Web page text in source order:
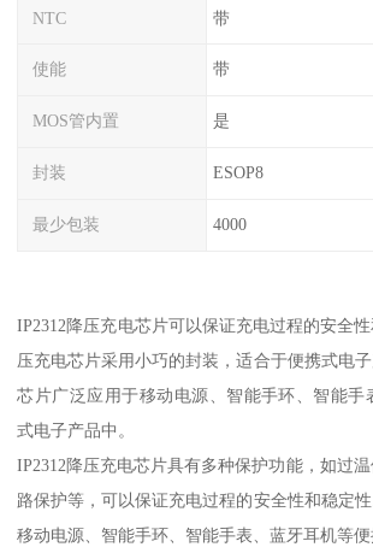
NTC 带
使能 带
MOS管内置 是
封装 ESOP8
最少包装 4000
IP2312降压充电芯片可以保证充电过程的安全
压充电芯片采用小巧的封装，适合于便携式电
芯片广泛应用于移动电源、智能手环、智能手
式电子产品中。
IP2312降压充电芯片具有多种保护功能，如过
路保护等，可以保证充电过程的安全性和稳定
移动电源、智能手环、智能手表、蓝牙耳机等便